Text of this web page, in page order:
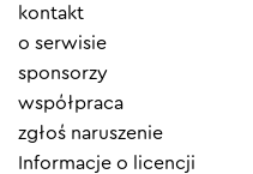
Element
menu
kontakt
o serwisie
sponsorzy
współpraca
zgłoś naruszenie
Informacje o licencji